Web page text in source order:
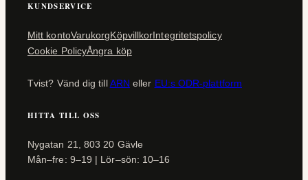
KUNDSERVICE
Mitt kontoVarukorgKöpvillkorIntegritetspolicy
Cookie PolicyÅngra köp
Tvist? Vänd dig tillARN eller EU:s ODR-plattform
HITTA TILL OSS
Nygatan 21, 803 20 Gävle
Mån–fre: 9–19 | Lör–sön: 10–16